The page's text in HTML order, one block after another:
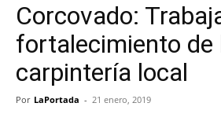
Corcovado:
fortalecimiento de
carpintería local
Por LaPortada - 21 enero, 2019